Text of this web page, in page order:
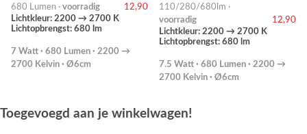
680 Lumen · voorradig
12,90
Lichtkleur: 2200 → 2700 K
Lichtopbrengst: 680 lm
7 Watt · 680 Lumen · 2200 →
2700 Kelvin · Ø6cm
110/280/680lm ·
voorradig
12,90
Lichtkleur: 2200 → 2700 K
Lichtopbrengst: 680 lm
7.5 Watt · 680 Lumen · 2200 →
2700 Kelvin · Ø6cm
Toegevoegd aan je winkelwagen!